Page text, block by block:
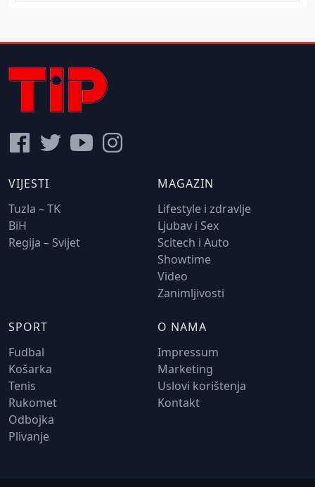
VIJESTI
Tuzla – TK
BiH
Regija – Svijet
MAGAZIN
Lifestyle i zdravlje
Ljubav i Sex
Scitech i Auto
Showtime
Video
Zanimljivosti
SPORT
Fudbal
Košarka
Tenis
Rukomet
Odbojka
Plivanje
O NAMA
Impressum
Marketing
Uslovi korištenja
Kontakt